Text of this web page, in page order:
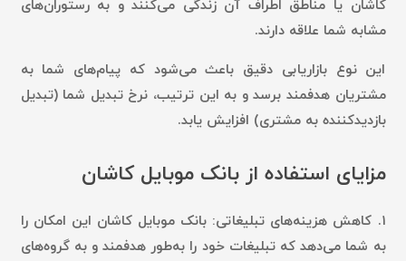
کاشان یا مناطق اطراف آن زندگی می‌کنند و به رستوران‌های
مشابه شما علاقه دارند.
این نوع بازاریابی دقیق باعث می‌شود که پیام‌های شما به
مشتریان هدفمند برسد و به این ترتیب، نرخ تبدیل شما (تبدیل
بازدیدکننده به مشتری) افزایش یابد.
مزایای استفاده از بانک موبایل کاشان
۱. کاهش هزینه‌های تبلیغاتی: بانک موبایل کاشان این امکان را
به شما می‌دهد که تبلیغات خود را به‌طور هدفمند و به گروه‌های